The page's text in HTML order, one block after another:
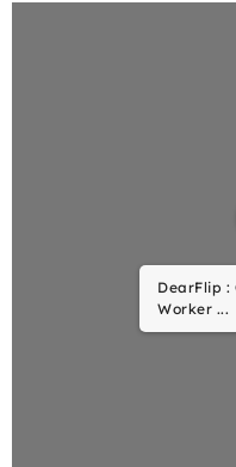
DearFlip :
Worker ...